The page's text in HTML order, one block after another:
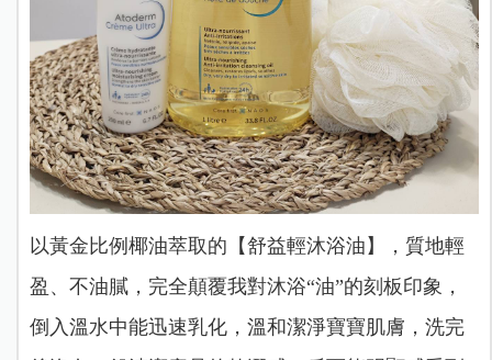
以黃金比例椰油萃取的【舒益輕沐浴油】，質地輕
盈、不油膩，完全顛覆我對沐浴“油”的刻板印象，
倒入溫水中能迅速乳化，溫和潔淨寶寶肌膚，洗完